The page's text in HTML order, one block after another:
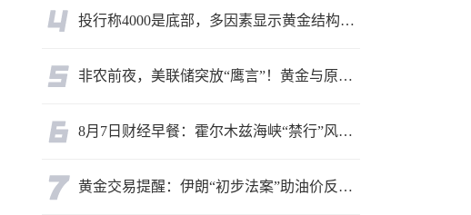
投行称4000是底部，多因素显示黄金结构性机会显现
非农前夜，美联储突放“鹰言”！黄金与原油为何联手反攻？
8月7日财经早餐：霍尔木兹海峡“禁行”风波再起，油价急涨金价承压，非农夜市场博弈加剧
黄金交易提醒：伊朗“初步法案”助油价反弹逾3%，金价小幅承压，非农重磅来袭！